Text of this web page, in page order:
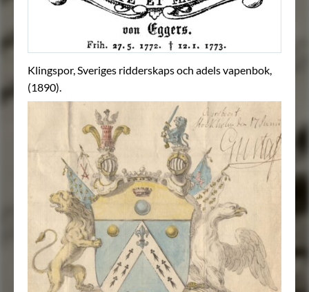
Klingspor, Sveriges ridderskaps och adels vapenbok,
(1890).